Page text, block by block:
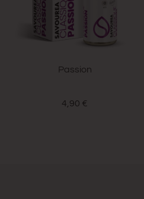
Passion
4,90 €